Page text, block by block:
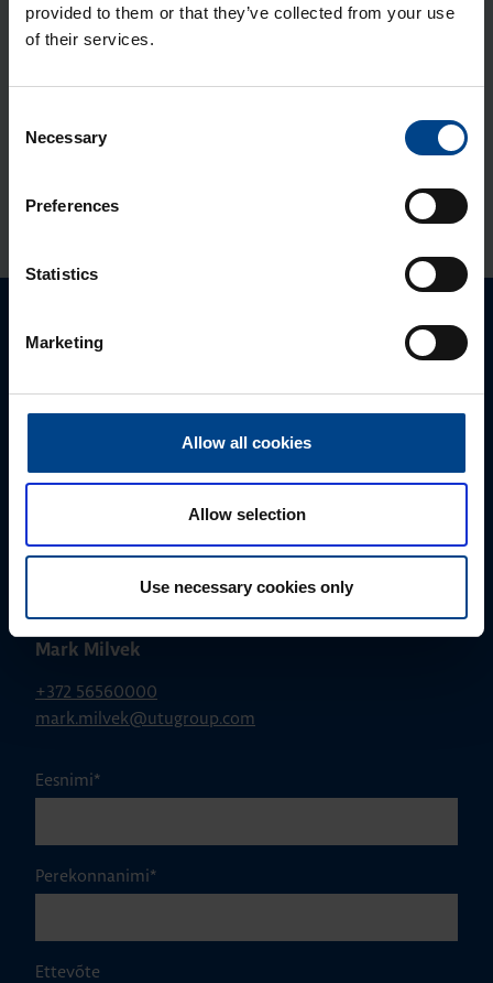
provided to them or that they’ve collected from your use
of their services.
Selection
Necessary
Preferences
Statistics
Marketing
Allow all cookies
Allow selection
Use necessary cookies only
Jao­tus­kilp Orion Plus, 950x600x250
Jao­tus­kilp Orion Plus, 950x600x300
Palun võtke meiega ühendust
MÜÜGIJUHT
Mark Milvek
+372 56560000
mark.milvek@utugroup.com
Eesnimi*
Perekonnanimi*
Ettevõte